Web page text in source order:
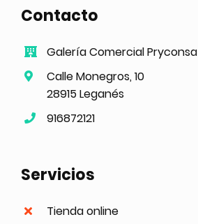
Contacto
Galería Comercial Pryconsa
Calle Monegros, 10
28915 Leganés
916872121
Servicios
Tienda online